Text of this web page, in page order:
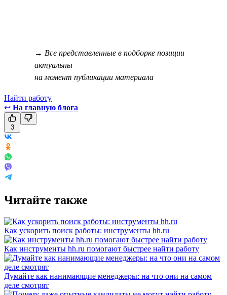
→ Все представленные в подборке позиции
актуальны
на момент публикации материала
Найти работу
↩ На главную блога
3
Читайте также
Как ускорить поиск работы: инструменты hh.ru
Как инструменты hh.ru помогают быстрее найти работу
Думайте как нанимающие менеджеры: на что они на самом
деле смотрят